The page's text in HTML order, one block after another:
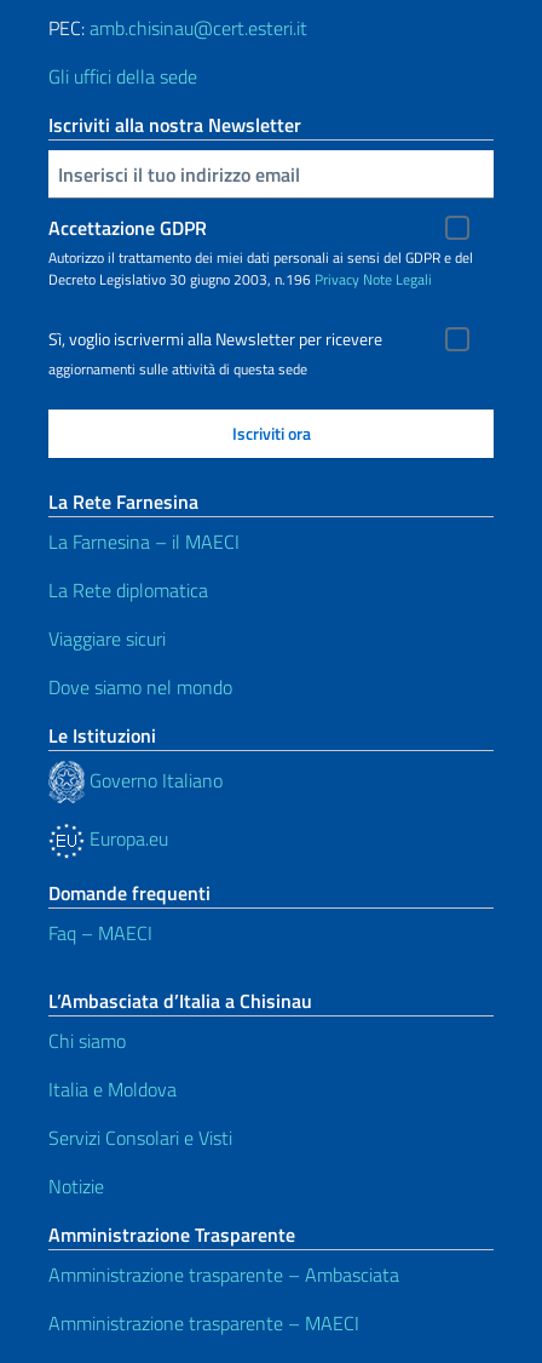
PEC:amb.chisinau@cert.esteri.it
Gli uffici della sede
Iscriviti alla nostra Newsletter
Inserisci la tua email
Accettazione GDPR
Autorizzo il trattamento dei miei dati personali ai sensi del GDPR e del
Decreto Legislativo 30 giugno 2003, n.196 Privacy Note Legali
Sì, voglio iscrivermi alla Newsletter per ricevere
aggiornamenti sulle attività di questa sede
La Rete Farnesina
La Farnesina – il MAECI
La Rete diplomatica
Viaggiare sicuri
Dove siamo nel mondo
Le Istituzioni
Governo Italiano
Europa.eu
Domande frequenti
Faq – MAECI
L’Ambasciata d’Italia a Chisinau
Chi siamo
Italia e Moldova
Servizi Consolari e Visti
Notizie
Amministrazione Trasparente
Amministrazione trasparente – Ambasciata
Amministrazione trasparente – MAECI